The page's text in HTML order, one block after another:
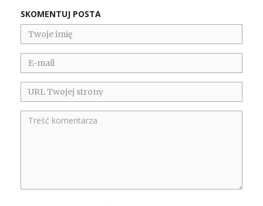
SKOMENTUJ POSTA